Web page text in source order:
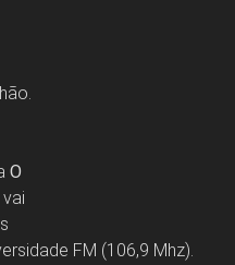
O
vai
FM (106,9 Mhz).